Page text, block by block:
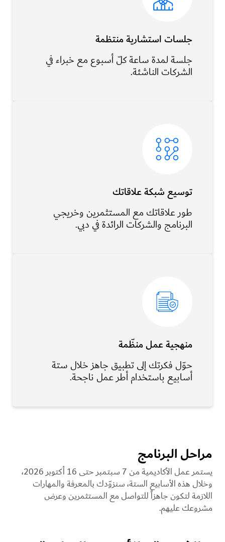
جلسات استشارية منتظمة
جلسة لمدة ساعة كلّ أسبوع مع خبراء في
الشركات الناشئة.
توسيع شبكة علاقاتك
طور علاقاتك مع المستثمرين وخريجي
البرنامج والشركات الرائدة في دبي.
منهجية عمل منظّمة
حوّل فكرتك إلى تطبيق جاهز خلال ستة
أسابيع باستخدام أطر عمل ناجحة.
مراحل البرنامج
يستمر عمل الأكاديمية من 7 سبتمبر حتى 16 أكتوبر 2026،
وخلال هذه الأسابيع الستة، سنزوّدك بالمعرفة والمهارات
اللازمة لتكون جاهزاً للتواصل مع المستثمرين وعرض
مشروعك عليهم.